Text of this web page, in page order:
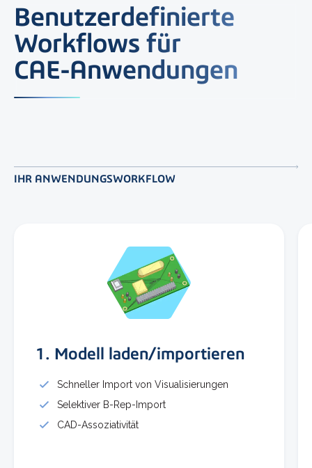
Benutzerdefinierte
Workflows für
CAE-Anwendungen
IHR ANWENDUNGSWORKFLOW
1. Modell laden/importieren
Schneller Import von Visualisierungen
Selektiver B-Rep-Import
CAD-Assoziativität